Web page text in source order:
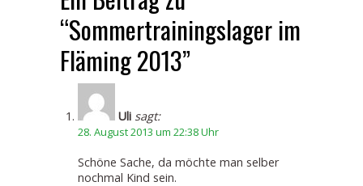
“Sommertrainingslager im
Fläming 2013”
Uli sagt:
28. August 2013 um 22:38 Uhr
Schöne Sache, da möchte man selber
nochmal Kind sein.